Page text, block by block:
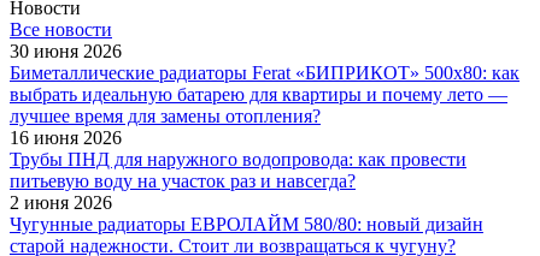
Новости
Все новости
30 июня 2026
Биметаллические радиаторы Ferat «БИПРИКОТ» 500x80: как
выбрать идеальную батарею для квартиры и почему лето —
лучшее время для замены отопления?
16 июня 2026
Трубы ПНД для наружного водопровода: как провести
питьевую воду на участок раз и навсегда?
2 июня 2026
Чугунные радиаторы ЕВРОЛАЙМ 580/80: новый дизайн
старой надежности. Стоит ли возвращаться к чугуну?